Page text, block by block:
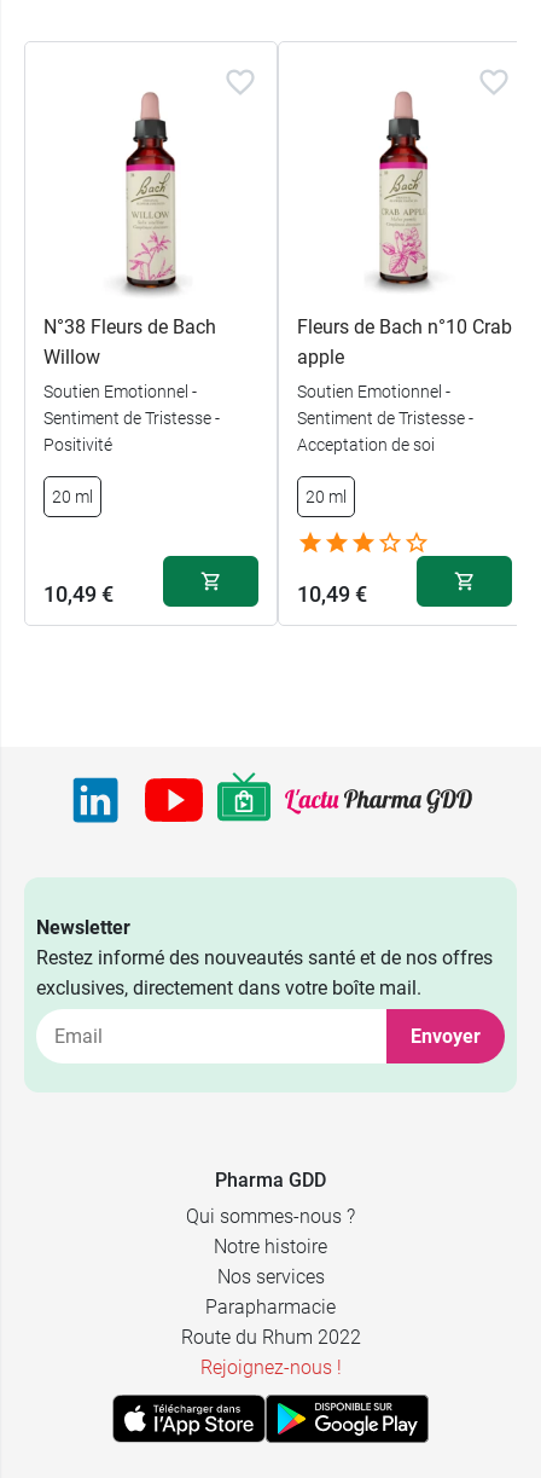
N°38 Fleurs de Bach
Willow
Soutien Emotionnel -
Sentiment de Tristesse -
Positivité
20 ml
10,49 €
Fleurs de Bach n°10 Crab
apple
Soutien Emotionnel -
Sentiment de Tristesse -
Acceptation de soi
20 ml
10,49 €
Newsletter
Restez informé des nouveautés santé et de nos offres
exclusives, directement dans votre boîte mail.
Envoyer
Pharma GDD
Qui sommes-nous ?
Notre histoire
Nos services
Parapharmacie
Route du Rhum 2022
Rejoignez-nous !